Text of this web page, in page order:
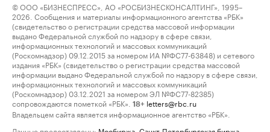
© ООО «БИЗНЕСПРЕСС», АО «РОСБИЗНЕСКОНСАЛТИНГ», 1995–
2026. Сообщения и материалы информационного агентства «РБК»
(свидетельство о регистрации средства массовой информации
выдано Федеральной службой по надзору в сфере связи,
информационных технологий и массовых коммуникаций
(Роскомнадзор) 09.12.2015 за номером ИА №ФС77-63848) и сетевого
издания «РБК» (свидетельство о регистрации средства массовой
информации выдано Федеральной службой по надзору в сфере связи,
информационных технологий и массовых коммуникаций
(Роскомнадзор) 03.12.2021 за номером ЭЛ №ФС77-82385)
сопровождаются пометкой «РБК».
18+ letters@rbc.ru
Владельцем сайта является информационное агентство «РБК».